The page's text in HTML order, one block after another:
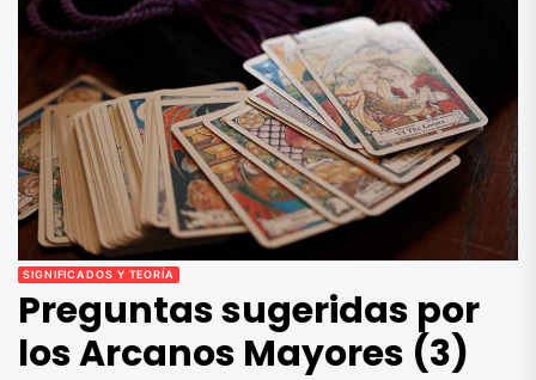
SIGNIFICADOS Y TEORÍA
Preguntas sugeridas por
los Arcanos Mayores (3)